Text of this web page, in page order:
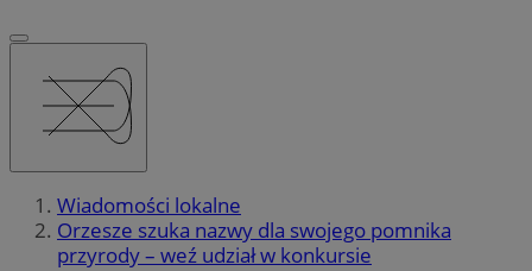
Wiadomości lokalne
Orzesze szuka nazwy dla swojego pomnika
przyrody – weź udział w konkursie